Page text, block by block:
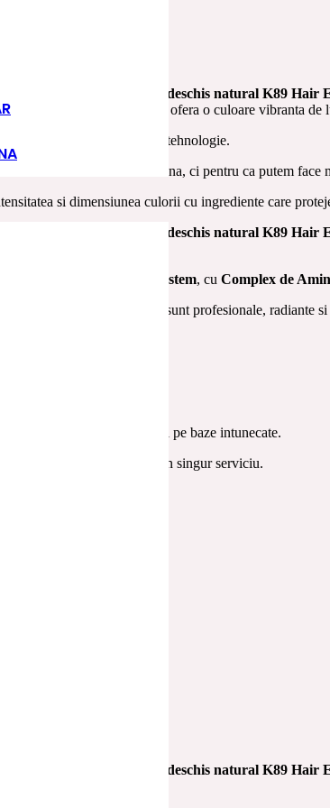
9.0 N blond foarte deschis natural K89 Hair
verzui si rosiatice si ofera o culoare vibranta de
nuanta, ci o chestiune de tehnologie.
am avut inainte nu functiona, ci pentru ca putem
si dimensiunea culorii cu ingrediente care
9.0 N blond foarte deschis natural K89 Hair
Shine Lock System, cu Complex de
familii de culoare, culorile sunt profesionale, radiante si
si sanatos.
chiar si pe parul poros.
vizibila chiar si pe baze intunecate.
Culoare și tratament intr-un singur serviciu.
procedura.
9.0 N blond foarte deschis natural K89 Hair